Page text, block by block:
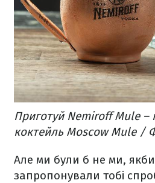
Приготуй Nemiroff Mule –
коктейль Moscow Mule /
Але ми були б не ми,
запропонували тобі